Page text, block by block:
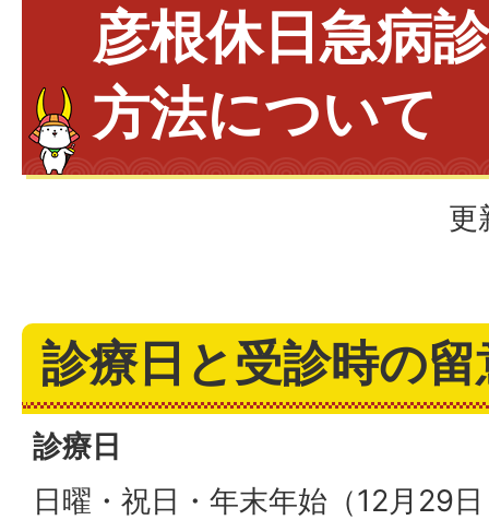
彦根休日急病
方法について
更
診療日と受診時の
診療日
日曜・祝日・年末年始（12月29